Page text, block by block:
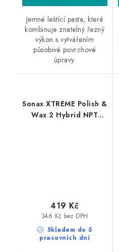
Jemné leštící pasta, která
kombinuje znatelný řezný
výkon s vytvářením
působivé povrchové
úpravy.
Sonax XTREME Polish &
Wax 2 Hybrid NPT
Skladem do 5
pracovních dní
346 Kč bez DPH
419 Kč